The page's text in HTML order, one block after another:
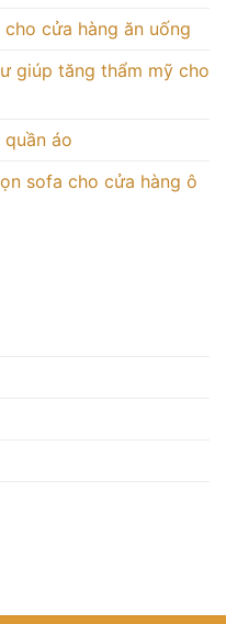
cửa hàng ăn uống
giúp tăng thẩm mỹ cho
áo
sofa cho cửa hàng ô